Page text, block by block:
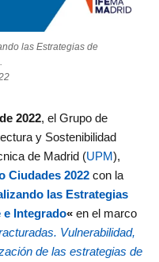
las Estrategias de
2022, el Grupo de
y Sostenibilidad
de Madrid (UPM),
Ciudades 2022 con la
las Estrategias
e Integrado« en el marco
Vulnerabilidad,
de las estrategias de